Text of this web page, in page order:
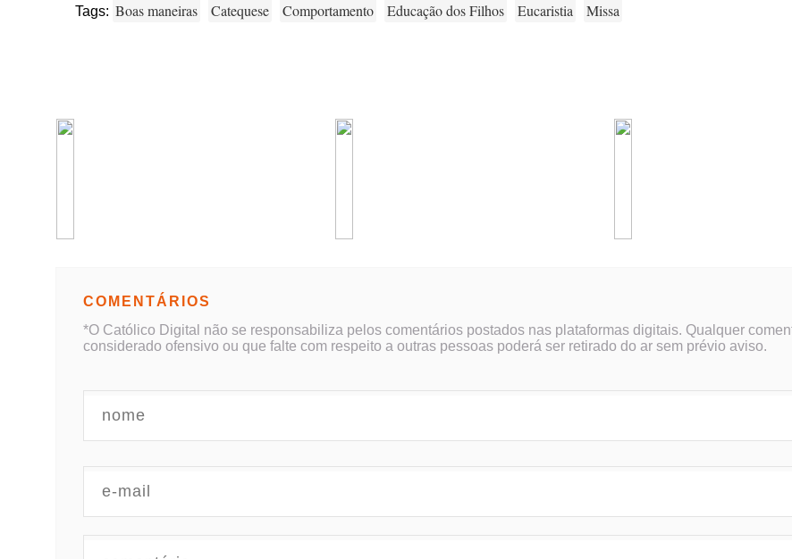
Tags: Boas maneiras Catequese Comportamento Educação dos Filhos Eucaristia Missa
COMENTÁRIOS
*O Católico Digital não se responsabiliza pelos comentários postados nas plataformas digitais. Qualquer
considerado ofensivo ou que falte com respeito a outras pessoas poderá ser retirado do ar sem prévio aviso.